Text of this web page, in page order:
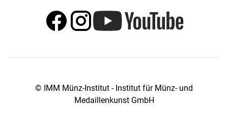
© IMM Münz-Institut - Institut für Münz- und
Medaillenkunst GmbH